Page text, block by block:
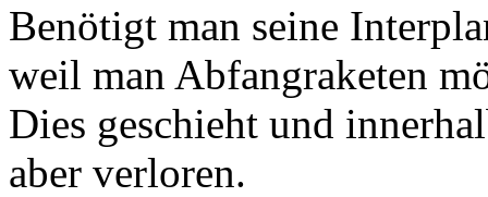
Benötigt man seine
weil man Abfangraketen
Dies geschieht und
aber verloren.